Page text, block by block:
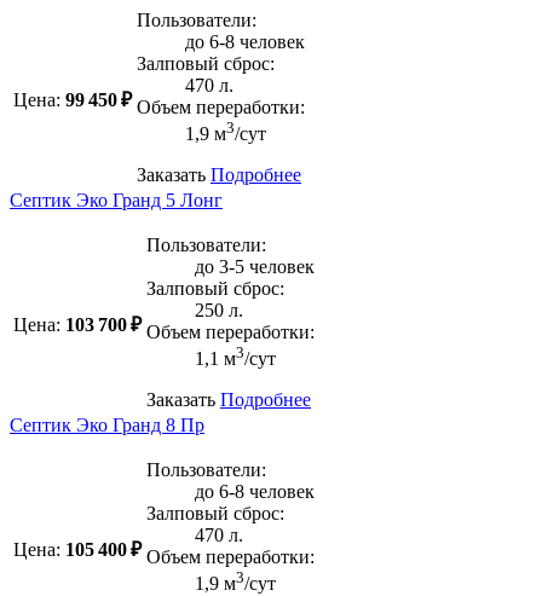
Цена: 99 450 ₽
Пользователи:
до 6-8 человек
Залповый сброс:
470 л.
Объем переработки:
1,9 м3/сут
Заказать Подробнее
Септик Эко Гранд 5 Лонг
Цена: 103 700 ₽
Пользователи:
до 3-5 человек
Залповый сброс:
250 л.
Объем переработки:
1,1 м3/сут
Заказать Подробнее
Септик Эко Гранд 8 Пр
Цена: 105 400 ₽
Пользователи:
до 6-8 человек
Залповый сброс:
470 л.
Объем переработки:
1,9 м3/сут